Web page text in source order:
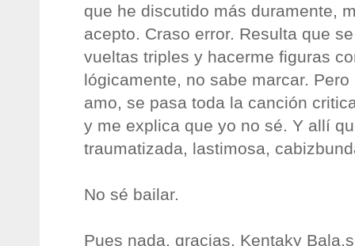
que he discutido más duramente,
acepto. Craso error. Resulta que
vueltas triples y hacerme figuras
lógicamente, no sabe marcar.
amo, se pasa toda la canción
y me explica que yo no sé. Y allí
traumatizada, lastimosa,
No sé bailar.
Pues nada, gracias, Kentaky